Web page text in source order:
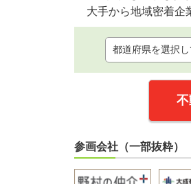
大手から地域密着企
不
参画会社（一部抜粋）